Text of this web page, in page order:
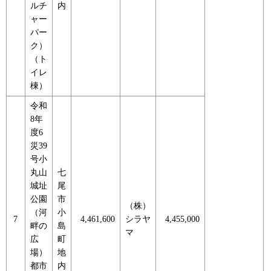
ルチ
ャー
パー
ク）
（ト
イレ
棟）
内
7
令和
8年
度6
災39
号小
丸山
城址
公園
（河
畔の
広
場）
都市
七
尾
市
小
島
町
地
内
4,461,600
（株）
シラヤ
マ
4,455,000